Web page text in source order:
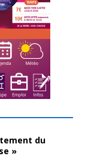
du
»